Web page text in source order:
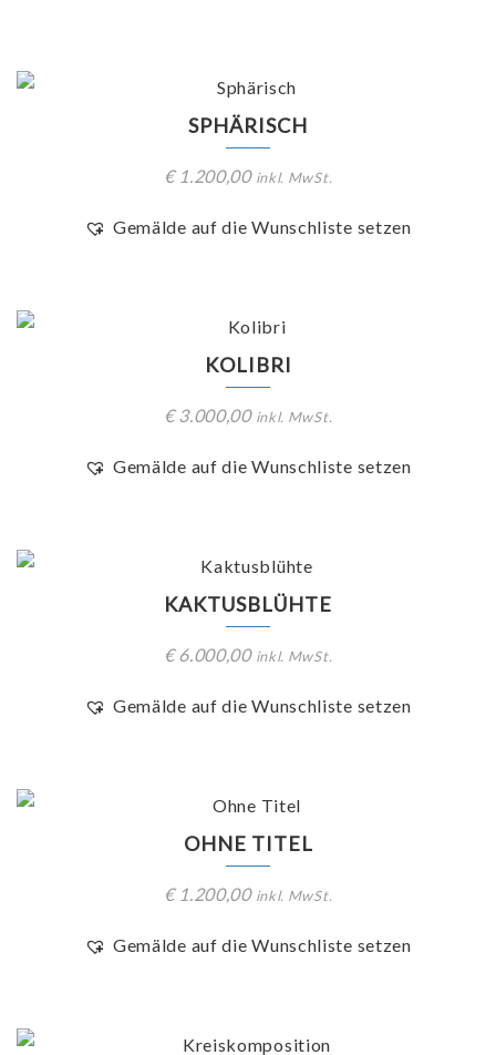
SPHÄRISCH
€1.200,00 inkl. MwSt.
Gemälde auf die Wunschliste setzen
KOLIBRI
€3.000,00 inkl. MwSt.
Gemälde auf die Wunschliste setzen
KAKTUSBLÜHTE
€6.000,00 inkl. MwSt.
Gemälde auf die Wunschliste setzen
OHNE TITEL
€1.200,00 inkl. MwSt.
Gemälde auf die Wunschliste setzen